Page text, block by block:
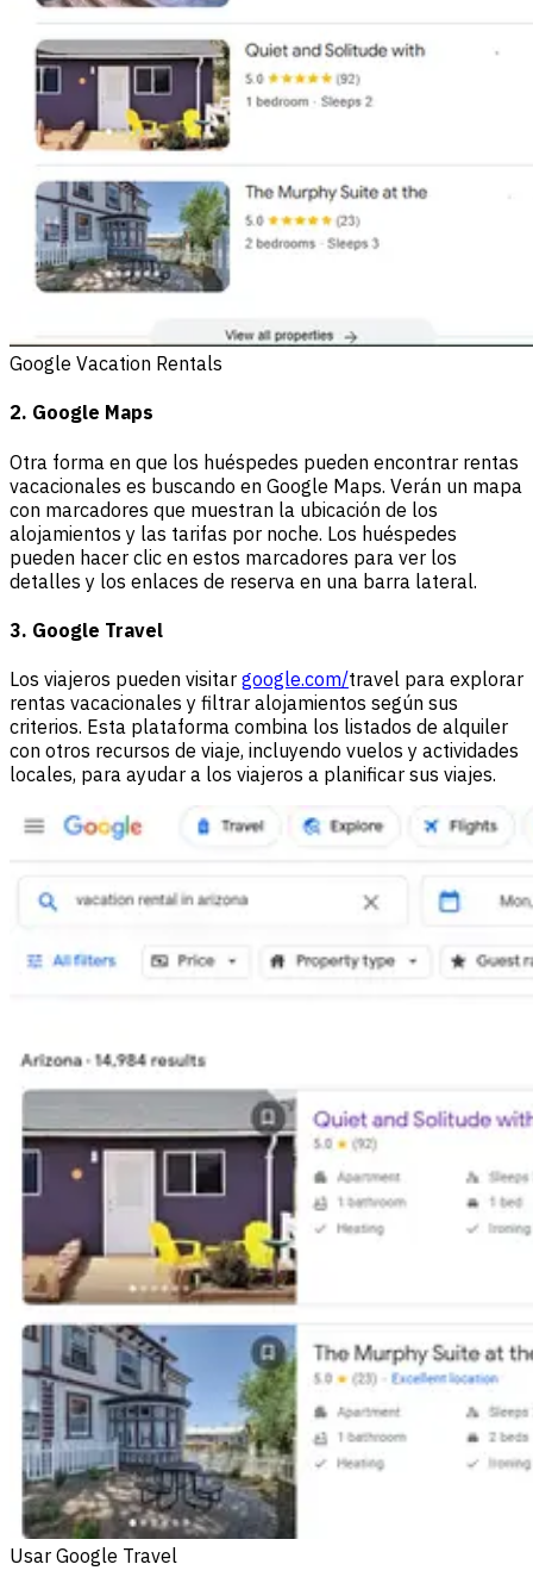
Google Vacation Rentals
2. Google Maps
Otra forma en que los huéspedes pueden encontrar rentas
vacacionales es buscando en Google Maps. Verán un mapa
con marcadores que muestran la ubicación de los
alojamientos y las tarifas por noche. Los huéspedes
pueden hacer clic en estos marcadores para ver los
detalles y los enlaces de reserva en una barra lateral.
3. Google Travel
Los viajeros pueden visitar google.com/travel para explorar
rentas vacacionales y filtrar alojamientos según sus
criterios. Esta plataforma combina los listados de alquiler
con otros recursos de viaje, incluyendo vuelos y actividades
locales, para ayudar a los viajeros a planificar sus viajes.
Usar Google Travel